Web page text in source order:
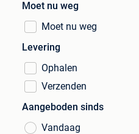
Moet nu weg
Moet nu weg
Levering
Ophalen
Verzenden
Aangeboden sinds
Vandaag